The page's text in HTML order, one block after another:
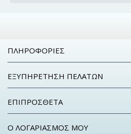
ΠΛΗΡΟΦΟΡΊΕΣ
ΕΞΥΠΗΡΈΤΗΣΗ ΠΕΛΑΤΏΝ
ΕΠΙΠΡΌΣΘΕΤΑ
Ο ΛΟΓΑΡΙΑΣΜΌΣ ΜΟΥ